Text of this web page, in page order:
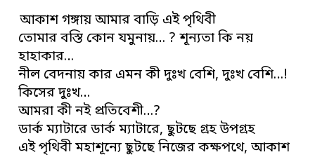
আকাশ গঙ্গায় আমার বাড়ি এই পৃথিবী
তোমার বস্তি কোন যমুনায়… ? শূন্যতা কি নয়
হাহাকার…
নীল বেদনায় কার এমন কী দুঃখ বেশি, দুঃখ বেশি…!
কিসের দুঃখ…
আমরা কী নই প্রতিবেশী…?
ডার্ক ম্যাটারে ডার্ক ম্যাটারে, ছুটছে গ্রহ উপগ্রহ
এই পৃথিবী মহাশূন্যে ছুটছে নিজের কক্ষপথে, আকাশ